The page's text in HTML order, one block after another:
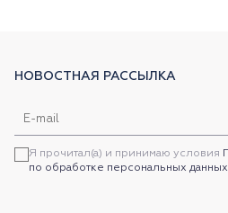
НОВОСТНАЯ РАССЫЛКА
Я прочитал(а) и принимаю условия
по обработке персональных данных